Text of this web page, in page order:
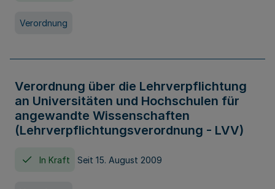
Verordnung
Verordnung über die Lehrverpflichtung
an Universitäten und Hochschulen für
angewandte Wissenschaften
(Lehrverpflichtungsverordnung - LVV)
In Kraft Seit 15. August 2009